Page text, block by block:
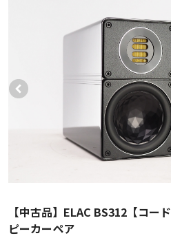
【中古品】ELAC BS312【コー
ピーカーペア